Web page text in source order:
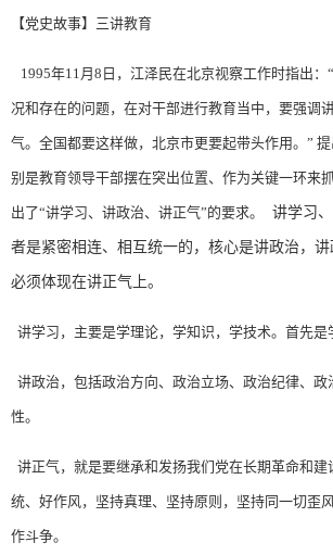
【党史故事】三讲教育
1995年11月8日，江泽民在北京视察工作时指出：
况和存在的问题，在对干部进行教育当中，要强调
气。全国都要这样做，北京市更要起带头作用。”
别是教育领导干部摆在突出位置、作为关键一环来
出了“讲学习、讲政治、讲正气”的要求。 讲学习
者是紧密相连、相互统一的，核心是讲政治，讲
必须体现在讲正气上。
讲学习，主要是学理论，学知识，学技术。首先是
讲政治，包括政治方向、政治立场、政治纪律、政
性。
讲正气，就是要继承和发扬我们党在长期革命和建
统、好作风，坚持真理、坚持原则，坚持同一切歪
作斗争。